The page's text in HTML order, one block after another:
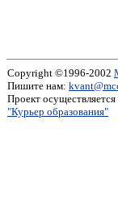
Copyright ©1996-2002
Пишите нам:
Проект
"Курьер образования"